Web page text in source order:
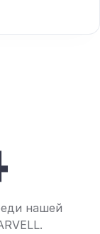
нашей